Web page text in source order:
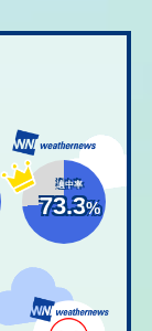
適中率
73.3%